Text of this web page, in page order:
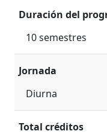
Duración del
10 semestres
Jornada
Diurna
Total créditos